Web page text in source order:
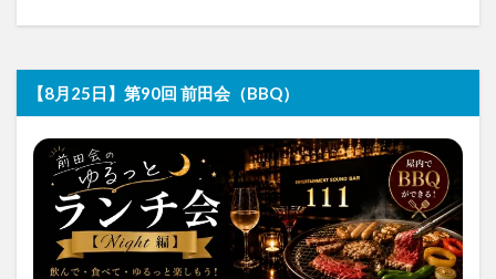
【8月25日】第90回 前田会（BBQ）